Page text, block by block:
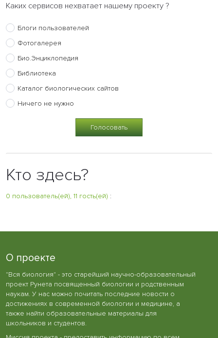
Каких сервисов нехватает нашему проекту ?
Блоги пользователей
Фотогалерея
Био.Энциклопедия
Библиотека
Каталог биологических сайтов
Ничего не нужно
Кто здесь?
0 пользователь(ей), 11 гость(ей) :
О проекте
"Вся биология" - это старейший научно-образовательный
проект Рунета посвященный биологии и родственным
наукам. У нас можно почитать последние новости о
достижениях в современной биологии и медицине, а
также найти образовательные материалы для
школьников и студентов.